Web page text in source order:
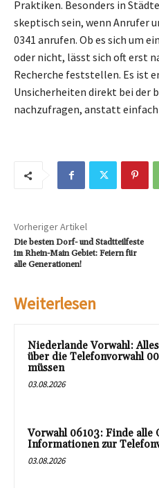
Praktiken. Besonders in
skeptisch sein, wenn Anrufer
0341 anrufen. Ob es sich um
oder nicht, lässt sich oft erst
Recherche feststellen. Es ist
Unsicherheiten direkt bei der
nachzufragen, anstatt
Vorheriger Artikel
Die besten Dorf- und Stadtteilfeste
im Rhein-Main Gebiet: Feiern für
alle Generationen!
Weiterlesen
Niederlande Vorwahl:
über die Telefonvorwahl
müssen
03.08.2026
Vorwahl 06103: Finde alle
Informationen zur
03.08.2026